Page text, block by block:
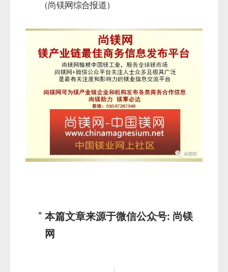
（尚镁网综合报道）
本篇文章来源于微信公众号: 尚镁
网